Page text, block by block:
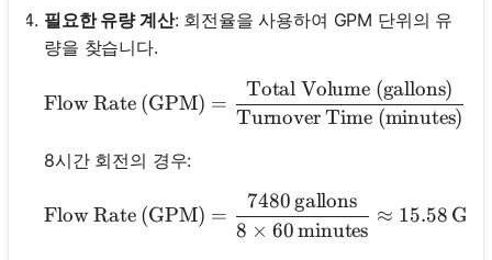
필요한 유량 계산: 회전율을 사용하여 GPM 단위의 유
량을 찾습니다.
\text{Flow Rate
Flow Rate (GPM) =
Turnover Time (minutes)
Total Volume (gallons)
8시간 회전의 경우:
\text{Flow Rate
Flow Rate (GPM) =
8 × 60minutes
7480 gallons
≈ 15.58